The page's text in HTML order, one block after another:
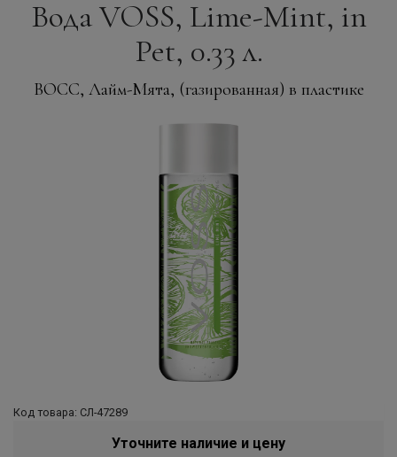
Вода VOSS, Lime-Mint, in
Pet, 0.33 л.
ВОСС, Лайм-Мята, (газированная) в пластике
Код товара: СЛ-47289
Уточните наличие и цену